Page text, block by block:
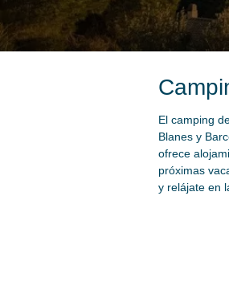
El camping
Blanes y
ofrece
próximas
y relájate en